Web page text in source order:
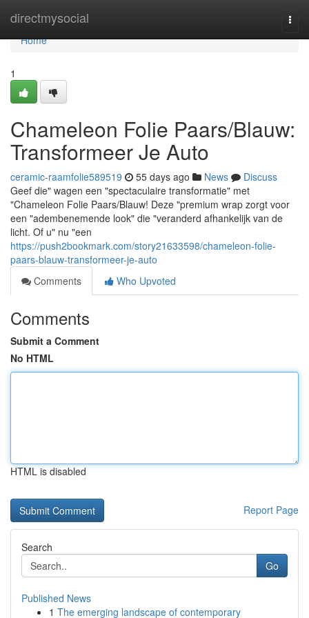
directmysocial
Home
Home
1
Chameleon Folie Paars/Blauw:
Transformeer Je Auto
ceramic-raamfolie589519 55 days ago News
Discuss
Geef die" wagen een "spectaculaire transformatie" met
"Chameleon Folie Paars/Blauw! Deze "premium wrap zorgt voor
een "adembenemende look" die "veranderd afhankelijk van de
licht. Of u" nu "een
https://push2bookmark.com/story21633598/chameleon-folie-
paars-blauw-transformeer-je-auto
Comments
Who Upvoted
Comments
Submit a Comment
No HTML
HTML is disabled
Report Page
Search
Go
Published News
1 The emerging landscape of contemporary